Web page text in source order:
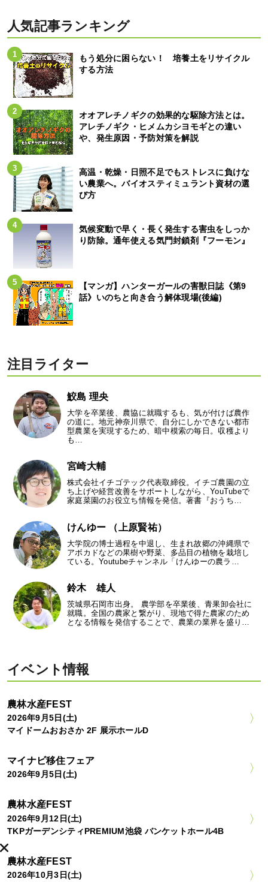
人気記事ランキング
もう処分に困らない！ 培養土をリサイクル
する方法
オオアレチノギクの効果的な駆除方法とは。
アレチノギク・ヒメムカシヨモギとの違い
や、発生原因・予防対策を解説
高温・乾燥・日照不足でもストレスに負けな
い農業へ。バイオスティミュラント資材の選
び方
気候変動で早く・長く発生する害虫をしっか
り防除。通年使える気門封鎖剤『フーモン』
【マンガ】ハンターガールの害獣日誌《第9
話》いのちと向き合う解体現場(後編)
注目ライター
鮫島 理央
大学を卒業後、農協に就職するも、気が付けば農作
の道に。地元神奈川県で、自分にしかできない都市
型農業を実現するため、暗中模索の毎日。収穫より
も…
宮崎大輔
株式会社イチゴテック代表取締役。イチゴ農園の立
ち上げや経営改善をサポートしながら、YouTubeで
家庭菜園のお役立ち情報を発信。著書『おうち…
けんゆー （上原賢祐）
大学院の博士過程を中退し、生まれ故郷の沖縄県で
アボカドなどの果樹や野菜、多品目の植物を栽培し
ている。Youtubeチャンネル「けんゆーの農ラ…
鈴木 雄人
茨城県石岡市出身。 農学部を卒業後、青果卸会社に
就職。全国の農家と繋がり、現地で得た農家のため
となる情報を発信することで、農業の業界を盛り…
イベント情報
農林水産FEST
2026年9月5日(土)
マイドームおおさか 2F 展示ホールD
マイナビ移住フェア
2026年9月5日(土)
農林水産FEST
2026年9月12日(土)
TKPガーデンシティPREMIUM池袋 バンケットホール4B
農林水産FEST
2026年10月3日(土)